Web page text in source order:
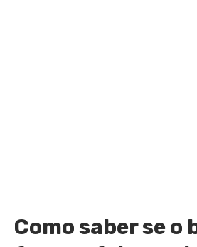
Como saber se o